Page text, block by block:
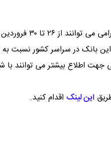
۳۰ فروردین ۱۴۰۵ از طریق
بانک در سراسر کشور نسبت
این لینک اقدام کنید.